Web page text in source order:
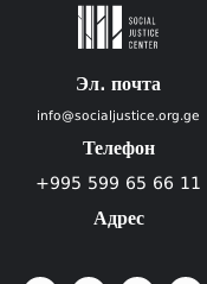
Эл. почта
info@socialjustice.org.ge
Телефон
+995 599 65 66 11
Адрес